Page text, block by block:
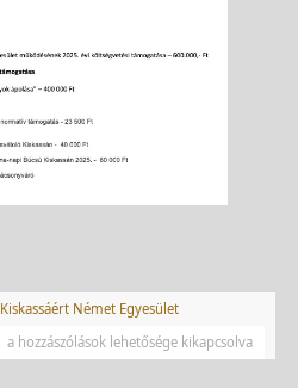
Kiskassáért Német Egyesület
a hozzászólások lehetősége kikapcsolva